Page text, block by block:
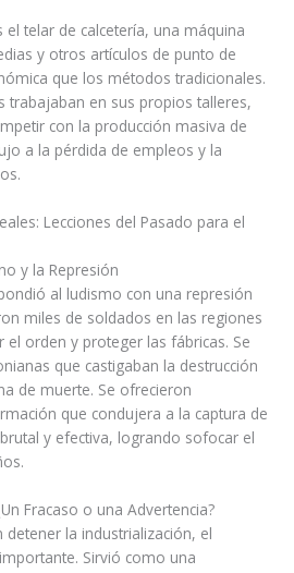
telar de calcetería, una máquina
y otros artículos de punto de
que los métodos tradicionales.
trabajaban en sus propios talleres,
con la producción masiva de
a la pérdida de empleos y la
Lecciones del Pasado para el
y la Represión
al ludismo con una represión
miles de soldados en las regiones
el orden y proteger las fábricas. Se
que castigaban la destrucción
de muerte. Se ofrecieron
que condujera a la captura de
y efectiva, logrando sofocar el
Fracaso o una Advertencia?
la industrialización, el
Sirvió como una